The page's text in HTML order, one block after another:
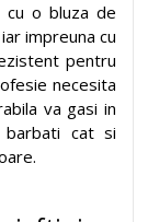
o bluza de
impreuna cu
pentru
necesita
va gasi in
barbati cat si